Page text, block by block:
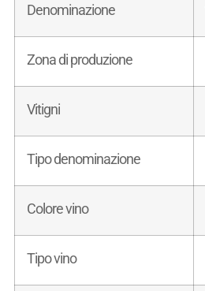
Denominazione
Zona di produzione
Vitigni
Tipo denominazione
Colore vino
Tipo vino